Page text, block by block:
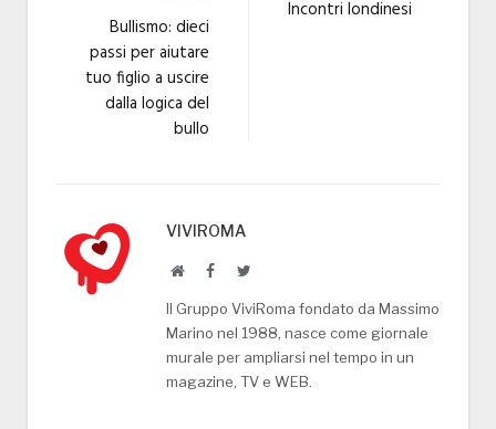
Bullismo: dieci
passi per aiutare
tuo figlio a uscire
dalla logica del
bullo
Incontri londinesi
VIVIROMA
WebsiteFacebookTwitter
Il Gruppo ViviRoma fondato da Massimo
Marino nel 1988, nasce come giornale
murale per ampliarsi nel tempo in un
magazine, TV e WEB.